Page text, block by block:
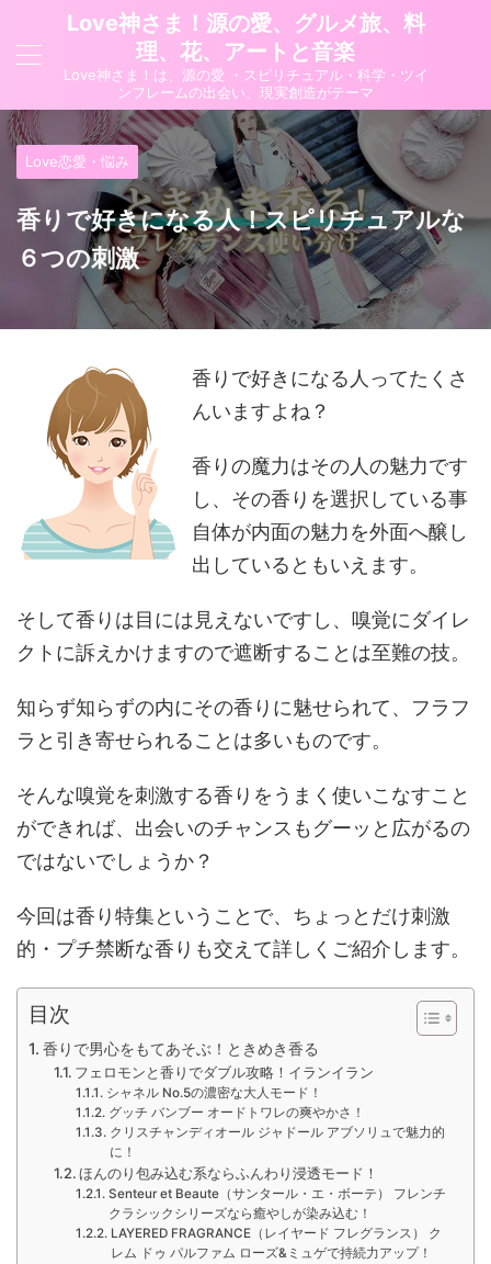
Love神さま！源の愛、グルメ旅、料
理、花、アートと音楽
Love神さま！は、源の愛 ・スピリチュアル・科学・ツイ
ンフレームの出会い、現実創造がテーマ
Love恋愛・悩み
香りで好きになる人！スピリチュアルな
６つの刺激
香りで好きになる人ってたくさ
んいますよね？
香りの魔力はその人の魅力です
し、その香りを選択している事
自体が内面の魅力を外面へ醸し
出しているともいえます。
そして香りは目には見えないですし、嗅覚にダイレ
クトに訴えかけますので遮断することは至難の技。
知らず知らずの内にその香りに魅せられて、フラフ
ラと引き寄せられることは多いものです。
そんな嗅覚を刺激する香りをうまく使いこなすこと
ができれば、出会いのチャンスもグーッと広がるの
ではないでしょうか？
今回は香り特集ということで、ちょっとだけ刺激
的・プチ禁断な香りも交えて詳しくご紹介します。
目次
香りで男心をもてあそぶ！ときめき香る
フェロモンと香りでダブル攻略！イランイラン
シャネル No.5の濃密な大人モード！
グッチ バンブー オードトワレの爽やかさ！
クリスチャンディオール ジャドール アブソリュで魅力的
に！
ほんのり包み込む系ならふんわり浸透モード！
Senteur et Beaute（サンタール・エ・ボーテ） フレンチ
クラシックシリーズなら癒やしが染み込む！
LAYERED FRAGRANCE（レイヤード フレグランス） ク
レム ドゥ パルファム ローズ&ミュゲで持続力アップ！